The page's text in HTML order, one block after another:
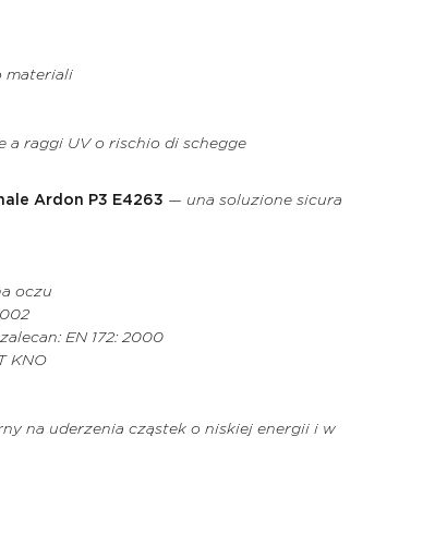
materiali
a raggi UV o rischio di schegge
Ardon P3 E4263 — una soluzione sicura
oczu
EN 172: 2000
KNO
na uderzenia cząstek o niskiej energii i w